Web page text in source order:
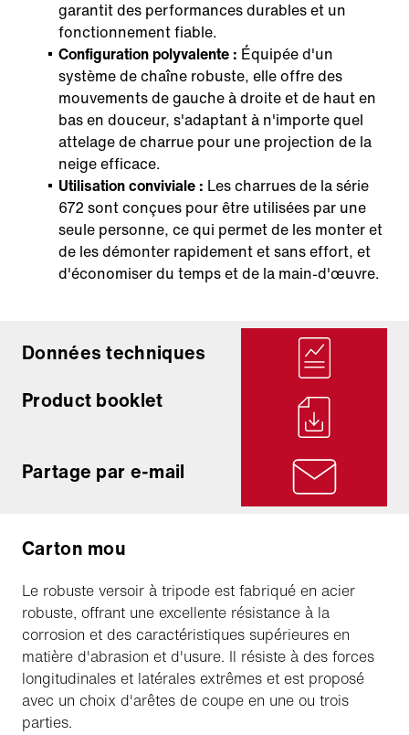
garantit des performances durables et un
fonctionnement fiable.
Configuration polyvalente : Équipée d'un
système de chaîne robuste, elle offre des
mouvements de gauche à droite et de haut en
bas en douceur, s'adaptant à n'importe quel
attelage de charrue pour une projection de la
neige efficace.
Utilisation conviviale : Les charrues de la série
672 sont conçues pour être utilisées par une
seule personne, ce qui permet de les monter et
de les démonter rapidement et sans effort, et
d'économiser du temps et de la main-d'œuvre.
Données techniques
Product booklet
Partage par e-mail
Carton mou
Le robuste versoir à tripode est fabriqué en acier
robuste, offrant une excellente résistance à la
corrosion et des caractéristiques supérieures en
matière d'abrasion et d'usure. Il résiste à des forces
longitudinales et latérales extrêmes et est proposé
avec un choix d'arêtes de coupe en une ou trois
parties.